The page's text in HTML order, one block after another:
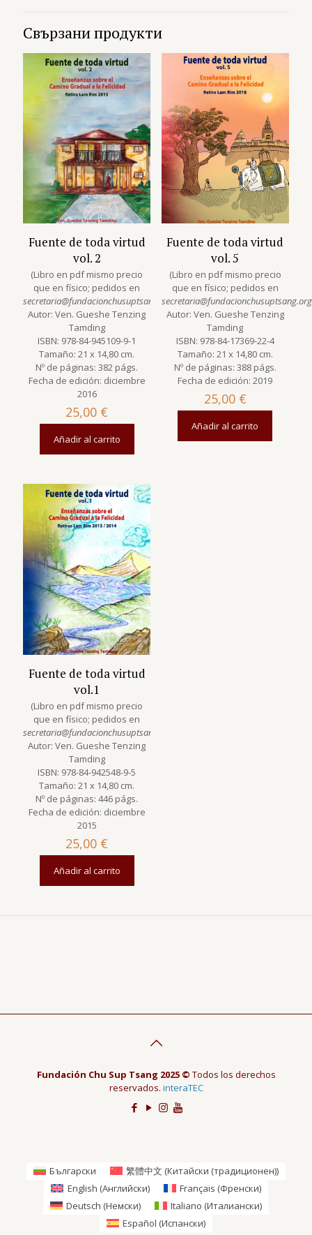
Свързани продукти
Fuente de toda virtud
vol. 2
(Libro en pdf mismo precio
que en físico; pedidos en
secretaria@fundacionchusuptsang.org)
Autor: Ven. Gueshe Tenzing
Tamding
ISBN: 978-84-945109-9-1
Tamaño: 21 x 14,80 cm.
Nº de páginas: 382 págs.
Fecha de edición: diciembre
2016
25,00 €
Añadir al carrito
Fuente de toda virtud
vol. 5
(Libro en pdf mismo precio
que en físico; pedidos en
secretaria@fundacionchusuptsang.org
Autor: Ven. Gueshe Tenzing
Tamding
ISBN: 978-84-17369-22-4
Tamaño: 21 x 14,80 cm.
Nº de páginas: 388 págs.
Fecha de edición: 2019
25,00 €
Añadir al carrito
Fuente de toda virtud
vol.1
(Libro en pdf mismo precio
que en físico; pedidos en
secretaria@fundacionchusuptsang.org
Autor: Ven. Gueshe Tenzing
Tamding
ISBN: 978-84-942548-9-5
Tamaño: 21 x 14,80 cm.
Nº de páginas: 446 págs.
Fecha de edición: diciembre
2015
25,00 €
Añadir al carrito
Fundación Chu Sup Tsang 2025 © Todos los derechos
reservados. interaTEC
Български 繁體中文 (Китайски (традиционен))
English (Английски) Français (Френски)
Deutsch (Немски) Italiano (Италиански)
Español (Испански)